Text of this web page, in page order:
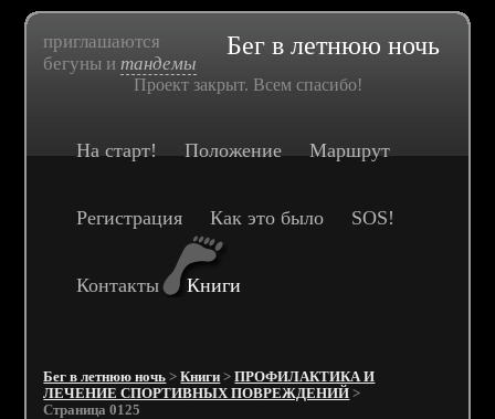
приглашаются
бегуны итандемы
Бег в летнюю ночь
Проект закрыт. Всем спасибо!
На старт! Положение Маршрут
Регистрация Как это было SOS!
Контакты Книги
Бег в летнюю ночь >Книги >ПРОФИЛАКТИКА И
ЛЕЧЕНИЕ СПОРТИВНЫХ ПОВРЕЖДЕНИЙ >
Страница 0125